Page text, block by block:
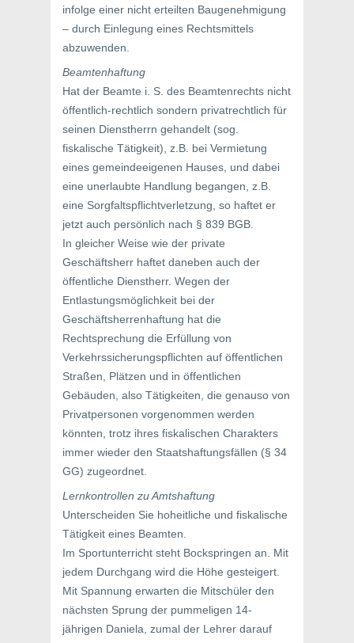
infolge einer nicht erteilten Baugenehmigung
– durch Einlegung eines Rechtsmittels
abzuwenden.
Beamtenhaftung
Hat der Beamte i. S. des Beamtenrechts nicht
öffentlich-rechtlich sondern privatrechtlich für
seinen Dienstherrn gehandelt (sog.
fiskalische Tätigkeit), z.B. bei Vermietung
eines gemeindeeigenen Hauses, und dabei
eine unerlaubte Handlung begangen, z.B.
eine Sorgfaltspflichtverletzung, so haftet er
jetzt auch persönlich nach § 839 BGB.
In gleicher Weise wie der private
Geschäftsherr haftet daneben auch der
öffentliche Dienstherr. Wegen der
Entlastungsmöglichkeit bei der
Geschäftsherrenhaftung hat die
Rechtsprechung die Erfüllung von
Verkehrssicherungspflichten auf öffentlichen
Straßen, Plätzen und in öffentlichen
Gebäuden, also Tätigkeiten, die genauso von
Privatpersonen vorgenommen werden
könnten, trotz ihres fiskalischen Charakters
immer wieder den Staatshaftungsfällen (§ 34
GG) zugeordnet.
Lernkontrollen zu Amtshaftung
Unterscheiden Sie hoheitliche und fiskalische
Tätigkeit eines Beamten.
Im Sportunterricht steht Bockspringen an. Mit
jedem Durchgang wird die Höhe gesteigert.
Mit Spannung erwarten die Mitschüler den
nächsten Sprung der pummeligen 14-
jährigen Daniela, zumal der Lehrer darauf